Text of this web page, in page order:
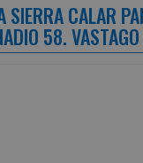
SIERRA CALAR
58.